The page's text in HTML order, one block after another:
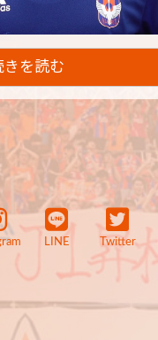
きを読む
LINE Twitter